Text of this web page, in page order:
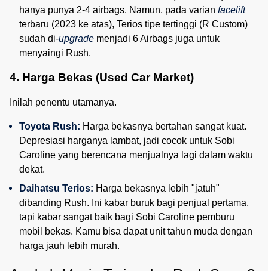
hanya punya 2-4 airbags. Namun, pada varian facelift
terbaru (2023 ke atas), Terios tipe tertinggi (R Custom)
sudah di-upgrade menjadi 6 Airbags juga untuk
menyaingi Rush.
4. Harga Bekas (Used Car Market)
Inilah penentu utamanya.
Toyota Rush: Harga bekasnya bertahan sangat kuat.
Depresiasi harganya lambat, jadi cocok untuk Sobi
Caroline yang berencana menjualnya lagi dalam waktu
dekat.
Daihatsu Terios: Harga bekasnya lebih "jatuh"
dibanding Rush. Ini kabar buruk bagi penjual pertama,
tapi kabar sangat baik bagi Sobi Caroline pemburu
mobil bekas. Kamu bisa dapat unit tahun muda dengan
harga jauh lebih murah.